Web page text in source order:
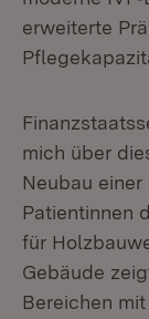
erweiterte
mich über
Neubau
Patientinnen
für
Gebäude
Bereichen